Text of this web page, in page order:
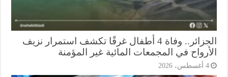
الجزائر.. وفاة 4 أطفال غرقًا تكشف استمرار نزيف
في المجمعات المائية غير المؤمنة